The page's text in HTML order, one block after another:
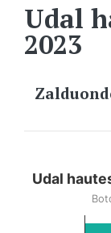
Udal
2023
Udal